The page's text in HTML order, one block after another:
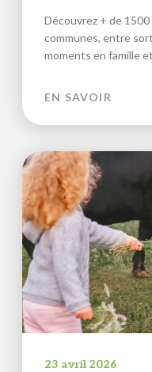
Découvrez + de 1500
communes, entre
moments en famille
EN SAVOIR
23 avril 2026